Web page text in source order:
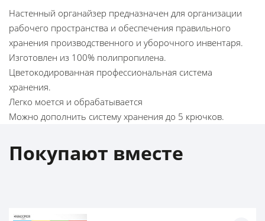
Настенный органайзер предназначен для организации
рабочего пространства и обеспечения правильного
хранения производственного и уборочного инвентаря.
Изготовлен из 100% полипропилена.
Цветокодированная профессиональная система
хранения.
Легко моется и обрабатывается
Можно дополнить систему хранения до 5 крючков.
Покупают вместе